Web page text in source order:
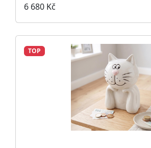
6 680 Kč
TOP